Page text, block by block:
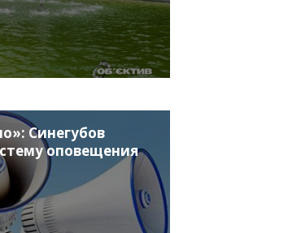
Синегубов
оповещения